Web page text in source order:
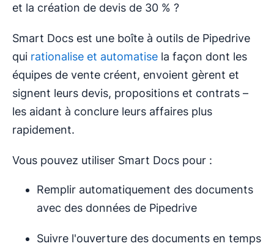
et la création de devis de 30 % ?
Smart Docs est une boîte à outils de Pipedrive
qui rationalise et automatise la façon dont les
équipes de vente créent, envoient gèrent et
signent leurs devis, propositions et contrats –
les aidant à conclure leurs affaires plus
rapidement.
Vous pouvez utiliser Smart Docs pour :
Remplir automatiquement des documents
avec des données de Pipedrive
Suivre l'ouverture des documents en temps